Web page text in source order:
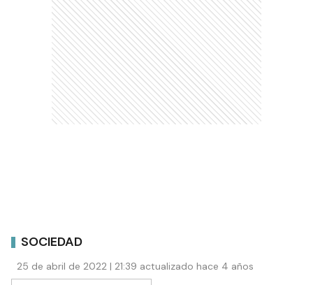
SOCIEDAD
25 de abril de 2022 | 21:39 actualizado hace 4 años